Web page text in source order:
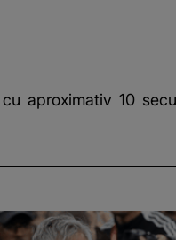
aproximativ 10